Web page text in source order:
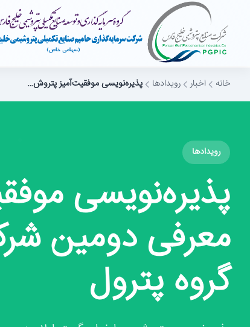
خانه اخبار رویدادها پذیره‌نویسی موفقیت‌آمیز پتروش…
رویدادها
پذیره‌نویسی
معرفی دومین
گروه پترول